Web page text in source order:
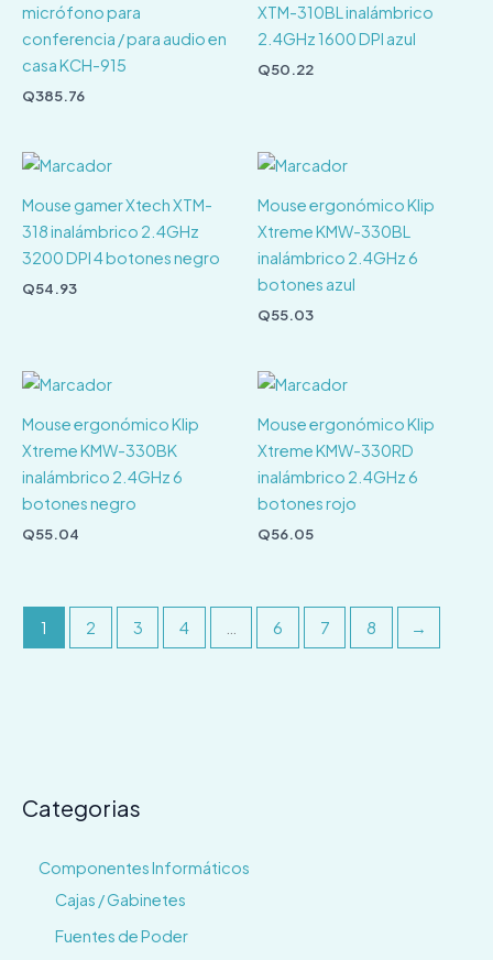
Categorias
Componentes Informáticos
Cajas / Gabinetes
Fuentes de Poder
micrófono para
conferencia / para audio en
casa KCH-915
Q385.76
XTM-310BL inalámbrico
2.4GHz 1600 DPI azul
Q50.22
Mouse gamer Xtech XTM-
318 inalámbrico 2.4GHz
3200 DPI 4 botones negro
Q54.93
Mouse ergonómico Klip
Xtreme KMW-330BL
inalámbrico 2.4GHz 6
botones azul
Q55.03
Mouse ergonómico Klip
Xtreme KMW-330BK
inalámbrico 2.4GHz 6
botones negro
Q55.04
Mouse ergonómico Klip
Xtreme KMW-330RD
inalámbrico 2.4GHz 6
botones rojo
Q56.05
1 2 3 4 6 7 8 →